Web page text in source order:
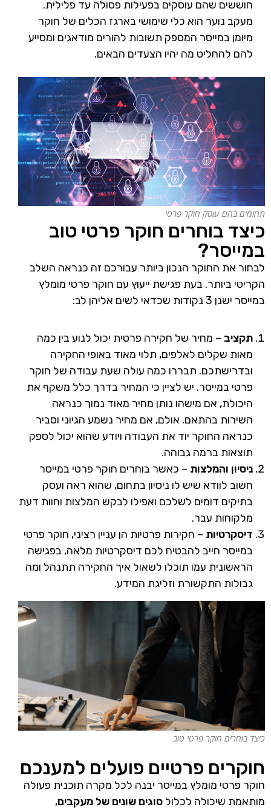
חוששים שהם עוסקים בפעילות פסולה עד פלילית.
מעקב נוער הוא כלי שימושי בארגז הכלים של חוקר
מיומן במייסר המספק תשובות להורים מודאגים ומסייע
להם להחליט מה יהיו הצעדים הבאים.
תחומים בהם עוסק חוקר פרטי
כיצד בוחרים חוקר פרטי טוב
במייסר?
לבחור את החוקר הנכון ביותר עבורכם זה כנראה השלב
הקריטי ביותר. בעת פגישת ייעוץ עם חוקר פרטי מומלץ
במייסר ישנן 3 נקודות שכדאי לשים אליהן לב:
תקציב – מחיר של חקירה פרטית יכול לנוע בין כמה
מאות שקלים לאלפים, תלוי מאוד באופי החקירה
ובדרישתכם. תבררו כמה עולה שעת עבודה של חוקר
פרטי במייסר. יש לציין כי המחיר בדרך כלל משקף את
היכולת, אם מישהו נותן מחיר מאוד נמוך כנראה
השירות בהתאם. אולם, אם מחיר נשמע הגיוני וסביר
כנראה החוקר יוד את העבודה ויודע שהוא יכול לספק
תוצאות ברמה גבוהה.
ניסיון והמלצות – כאשר בוחרים חוקר פרטי במייסר
חשוב לוודא שיש לו ניסיון בתחום, שהוא ראה ועסק
בתיקים דומים לשלכם ואפילו לבקש המלצות וחוות דעת
מלקוחות עבר.
דיסקרטיות – חקירות פרטיות הן עניין רציני, חוקר פרטי
במייסר חייב להבטיח לכם דיסקרטיות מלאה, בפגישה
הראשונית עמו תוכלו לשאול איך החקירה תתנהל ומה
גבולות התקשורת וזליגת המידע.
כיצד בוחרים חוקר פרטי טוב
חוקרים פרטיים פועלים למענכם
חוקר פרטי מומלץ במייסר יבנה לכל מקרה תוכנית פעולה
מותאמת שיכולה לכלול סוגים שונים של מעקבים,